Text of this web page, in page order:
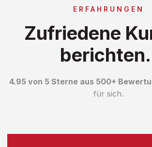
ERFAHRUNGEN
Zufriedene
4.95 von 5 Sterne aus 500+
für sich.